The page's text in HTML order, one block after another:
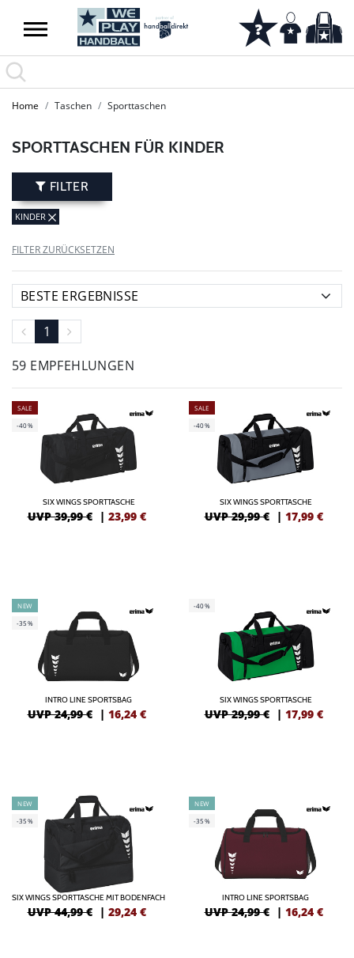
Home Taschen Sporttaschen
SPORTTASCHEN FÜR KINDER
FILTER
KINDER
FILTER ZURÜCKSETZEN
1
59 EMPFEHLUNGEN
SALE
-40%
SIX WINGS SPORTTASCHE
UVP 39,99 € | 23,99 €
SALE
-40%
SIX WINGS SPORTTASCHE
UVP 29,99 € | 17,99 €
NEW
-35%
INTRO LINE SPORTSBAG
UVP 24,99 € | 16,24 €
-40%
SIX WINGS SPORTTASCHE
UVP 29,99 € | 17,99 €
NEW
-35%
SIX WINGS SPORTTASCHE MIT BODENFACH
UVP 44,99 € | 29,24 €
NEW
-35%
INTRO LINE SPORTSBAG
UVP 24,99 € | 16,24 €